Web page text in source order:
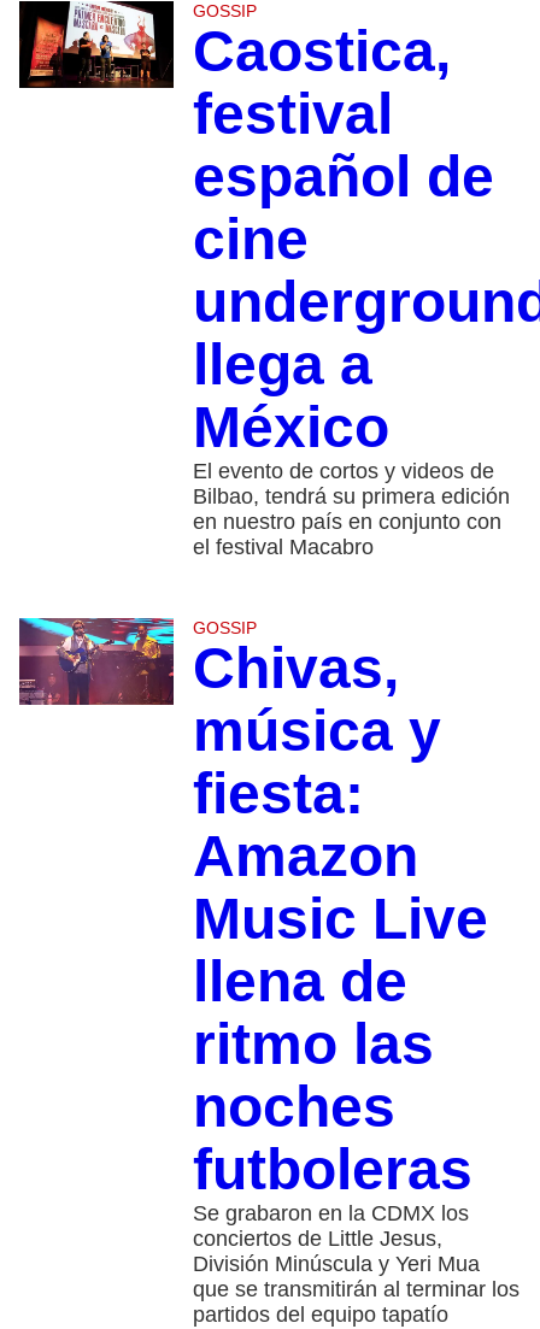
GOSSIP
Caostica,
festival
español de
cine
llega a
México
El evento de cortos y videos de
Bilbao, tendrá su primera edición
en nuestro país en conjunto con
el festival Macabro
GOSSIP
Chivas,
música y
fiesta:
Amazon
Music Live
llena de
ritmo las
noches
futboleras
Se grabaron en la CDMX los
conciertos de Little Jesus,
División Minúscula y Yeri Mua
que se transmitirán al terminar los
partidos del equipo tapatío